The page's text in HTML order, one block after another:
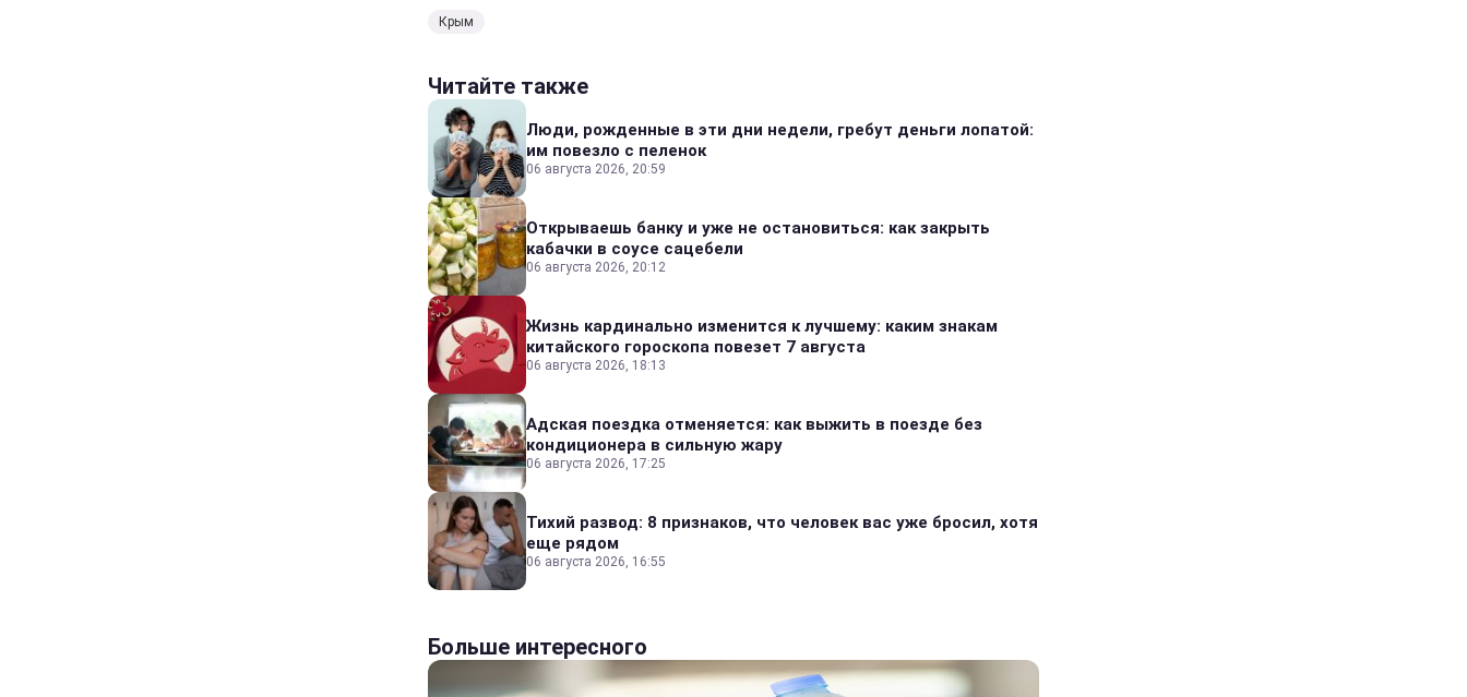
Крым
Читайте также
Люди, рожденные в эти дни недели, гребут деньги лопатой:
им повезло с пеленок
06 августа 2026, 20:59
Открываешь банку и уже не остановиться: как закрыть
кабачки в соусе сацебели
06 августа 2026, 20:12
Жизнь кардинально изменится к лучшему: каким знакам
китайского гороскопа повезет 7 августа
06 августа 2026, 18:13
Адская поездка отменяется: как выжить в поезде без
кондиционера в сильную жару
06 августа 2026, 17:25
Тихий развод: 8 признаков, что человек вас уже бросил, хотя
еще рядом
06 августа 2026, 16:55
Больше интересного